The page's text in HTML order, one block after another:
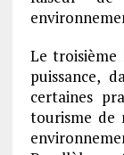
Le
puissance,
certaines
tourisme de